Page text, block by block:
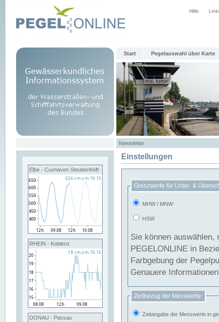
Hilfe
Start Pegelauswahl über Karte
Newsletter
Elbe - Cuxhaven Steubenhöft
RHEIN - Koblenz
DONAU - Passau
Einstellungen
Grenzwerte für Unter- &
MHW / MNW
HSW
Sie können
PEGELONLINE in Beziehung
Farbgebung der
Genauere
Zeitbezug der Messwerte:
Zeitangabe der Messwerte in